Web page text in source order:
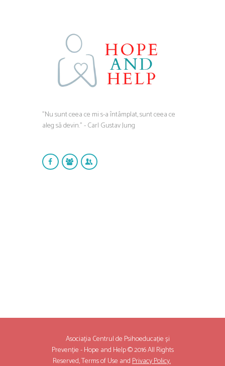
”Nu sunt ceea ce mi s-a întâmplat, sunt ceea ce
aleg să devin.” - Carl Gustav Jung
Asociația Centrul de Psihoeducație și
Prevenție - Hope and Help © 2016 All Rights
Reserved,Terms of Use andPrivacy Policy.